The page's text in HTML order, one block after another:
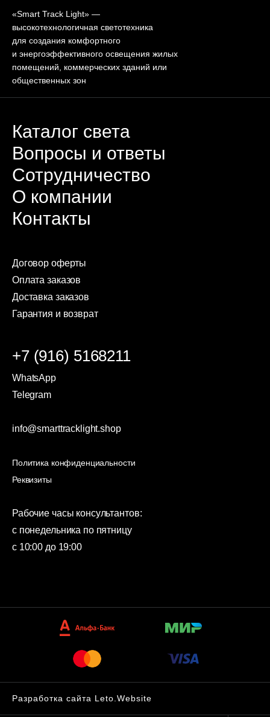
«Smart Track Light» —
высокотехнологичная светотехника
для создания комфортного
и энергоэффективного освещения жилых
помещений, коммерческих зданий или
общественных зон
Каталог света
Вопросы и ответы
Сотрудничество
О компании
Контакты
Договор оферты
Оплата заказов
Доставка заказов
Гарантия и возврат
+7 (916) 5168211
WhatsApp
Telegram
info@smarttracklight.shop
Политика конфиденциальности
Реквизиты
Рабочие часы консультантов:
с понедельника по пятницу
с 10:00 до 19:00
Разработка сайта Leto.Website